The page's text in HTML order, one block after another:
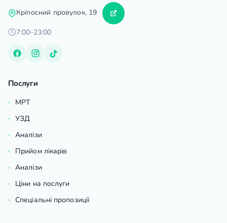
Кріпосний провулок, 19
7:00-23:00
Послуги
МРТ
УЗД
Аналізи
Прийом лікарів
Аналізи
Ціни на послуги
Спеціальні пропозиції